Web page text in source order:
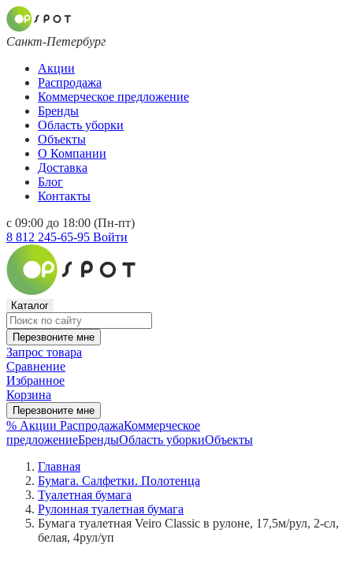
Санкт-Петербург
Акции
Распродажа
Коммерческое предложение
Бренды
Область уборки
Объекты
О Компании
Доставка
Блог
Контакты
с 09:00 до 18:00 (Пн-пт)
8 812 245-65-95 Войти
Каталог
Перезвоните мне
Запрос товара
Сравнение
Избранное
Корзина
Перезвоните мне
% Акции РаспродажаКоммерческое
предложениеБрендыОбласть уборкиОбъекты
Главная
Бумага. Салфетки. Полотенца
Туалетная бумага
Рулонная туалетная бумага
Бумага туалетная Veiro Classic в рулоне, 17,5м/рул, 2-сл,
белая, 4рул/уп